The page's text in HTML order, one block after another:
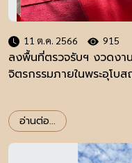
11 ต.ค. 2566 915
ลงพื้นที่ตรวจรับฯ งวดงา
จิตรกรรมภายในพระอุโบส
อ่านต่อ...